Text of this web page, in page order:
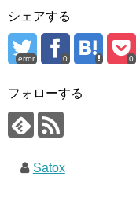
シェアする
error 0 0
フォローする
Satox